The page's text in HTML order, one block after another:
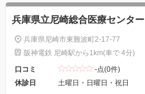
兵庫県立尼崎総合医療センター
兵庫県尼崎市東難波町2-17-77
阪神電鉄 尼崎駅から1km(車で 4分)
口コミ
-点(0件)
休診日
土曜日・日曜日・祝日